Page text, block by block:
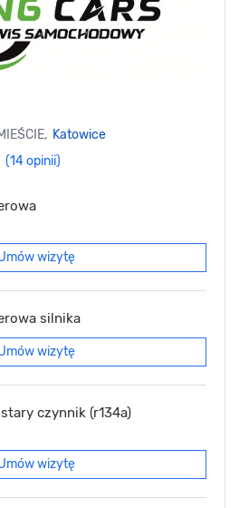
Katowice
(14 opinii)
wizytę
silnika
wizytę
czynnik (r134a)
wizytę